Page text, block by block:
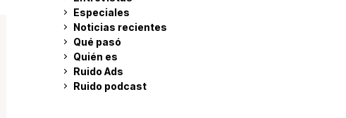
Especiales
Noticias recientes
Qué pasó
Quién es
Ruido Ads
Ruido podcast